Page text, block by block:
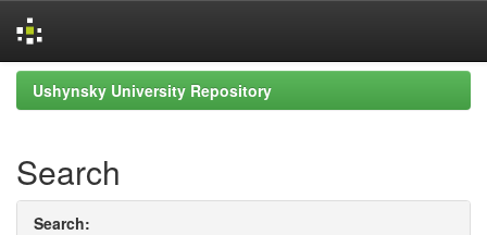
Skip
navigation
Ushynsky University Repository
Search
Search: